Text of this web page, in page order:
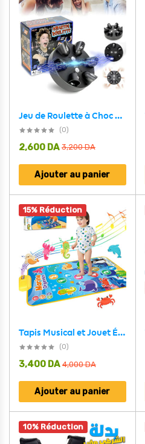
Jeu de Roulette à Choc Électrique Multi-joueurs – جهاز كشف الكذب الكهربائي
(0)
3,200DA
2,600 DA
Ajouter au panier
15% Réduction
Tapis Musical et Jouet Éducatif pour Enfants 63x43cm – بساط ألعاب للرضع
(0)
4,000DA
3,400 DA
Ajouter au panier
10% Réduction